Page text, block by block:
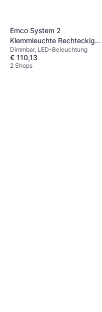
Emco System 2
Klemmleuchte Rechteckig
359500102 Accessoires
Chrom Tischbeleuchtung
Dimmbar, LED-Beleuchtung
€ 110,13
2 Shops